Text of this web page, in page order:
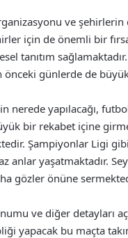
ve
için de önemli bir
tanıtım
günlerde de büyük
nerede yapılacağı,
bir rekabet içine
Şampiyonlar Ligi
anlar yaşatmaktadır.
gözler önüne
ve diğer detayları
yapacak bu maçta